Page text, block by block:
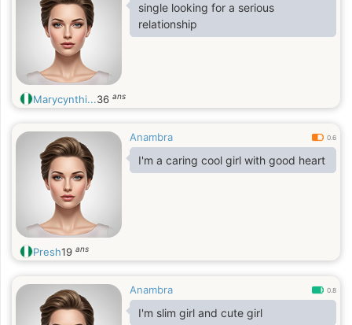
single looking for a serious
relationship
Marycynthi...36 ans
Anambra 0.6
I'm a caring cool girl with good heart
Presh19 ans
Anambra 0.8
I'm slim girl and cute girl